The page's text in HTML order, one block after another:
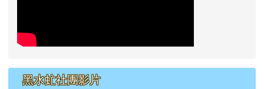
黑水虻社團影片